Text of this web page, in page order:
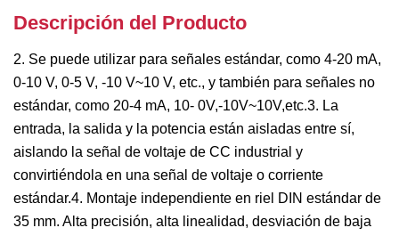
Descripción del Producto
2. Se puede utilizar para señales estándar, como 4-20 mA,
0-10 V, 0-5 V, -10 V~10 V, etc., y también para señales no
estándar, como 20-4 mA, 10- 0V,-10V~10V,etc.3. La
entrada, la salida y la potencia están aisladas entre sí,
aislando la señal de voltaje de CC industrial y
convirtiéndola en una señal de voltaje o corriente
estándar.4. Montaje independiente en riel DIN estándar de
35 mm. Alta precisión, alta linealidad, desviación de baja